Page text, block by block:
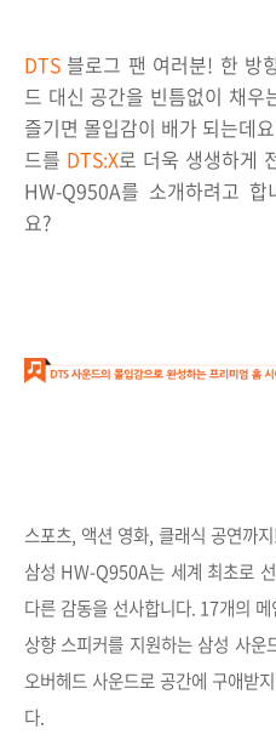
DTS 블로그 팬 여러분! 한 방
드 대신 공간을 빈틈없이 채우
즐기면 몰입감이 배가 되는데
드를 DTS:X로 더욱 생생하게
HW-Q950A를 소개하려고
요?
스포츠, 액션 영화, 클래식 공연까
삼성 HW-Q950A는 세계 최초로
다른 감동을 선사합니다. 17개의
상향 스피커를 지원하는 삼성 사
오버헤드 사운드로 공간에 구애받
다.